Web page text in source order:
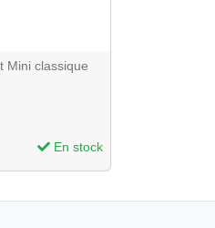
Mini classique
En stock